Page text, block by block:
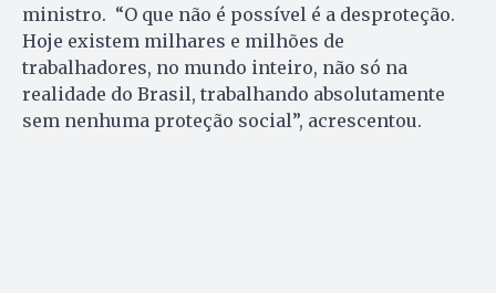
ministro. “O que não é possível é a desproteção.
Hoje existem milhares e milhões de
trabalhadores, no mundo inteiro, não só na
realidade do Brasil, trabalhando absolutamente
sem nenhuma proteção social”, acrescentou.